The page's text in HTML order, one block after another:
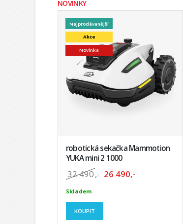
NOVINKY
Nejprodávanější
Akce
Novinka
robotická sekačka Mammotion
YUKA mini 2 1000
32 490,- 26 490,-
Skladem
KOUPIT